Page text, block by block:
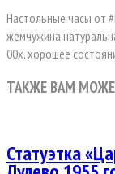
Настольные часы от
жемчужина
00х, хорошее
ТАКЖЕ ВАМ
Статуэтка